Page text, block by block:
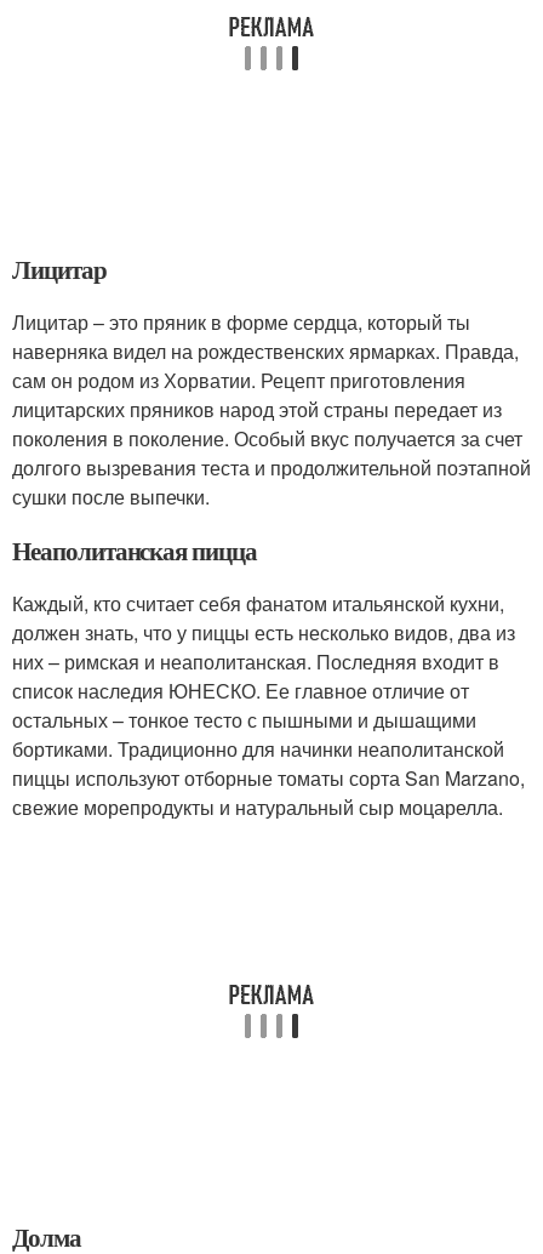
Лицитар
Лицитар – это пряник в форме сердца, который ты
наверняка видел на рождественских ярмарках. Правда,
сам он родом из Хорватии. Рецепт приготовления
лицитарских пряников народ этой страны передает из
поколения в поколение. Особый вкус получается за счет
долгого вызревания теста и продолжительной поэтапной
сушки после выпечки.
Неаполитанская пицца
Каждый, кто считает себя фанатом итальянской кухни,
должен знать, что у пиццы есть несколько видов, два из
них – римская и неаполитанская. Последняя входит в
список наследия ЮНЕСКО. Ее главное отличие от
остальных – тонкое тесто с пышными и дышащими
бортиками. Традиционно для начинки неаполитанской
пиццы используют отборные томаты сорта San Marzano,
свежие морепродукты и натуральный сыр моцарелла.
Долма